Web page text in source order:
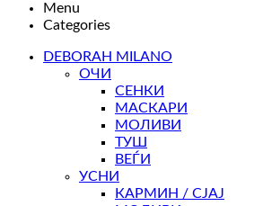
Menu
Categories
DEBORAH MILANO
ОЧИ
СЕНКИ
МАСКАРИ
МОЛИВИ
ТУШ
ВЕЃИ
УСНИ
КАРМИН / СЈАЈ